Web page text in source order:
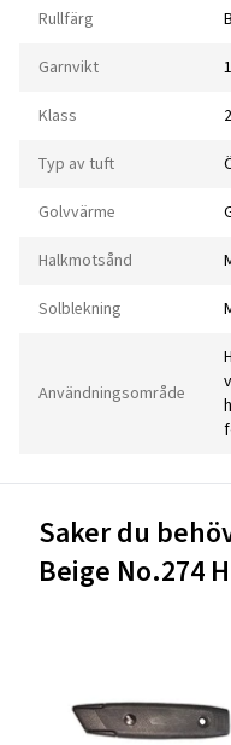
Rullfärg
Garnvikt
Klass
Typ av tuft
Golvvärme
Halkmotsånd
Solblekning
Användningsområde
Saker du
Beige No.274